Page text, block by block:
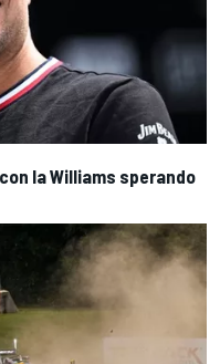
la Williams sperando